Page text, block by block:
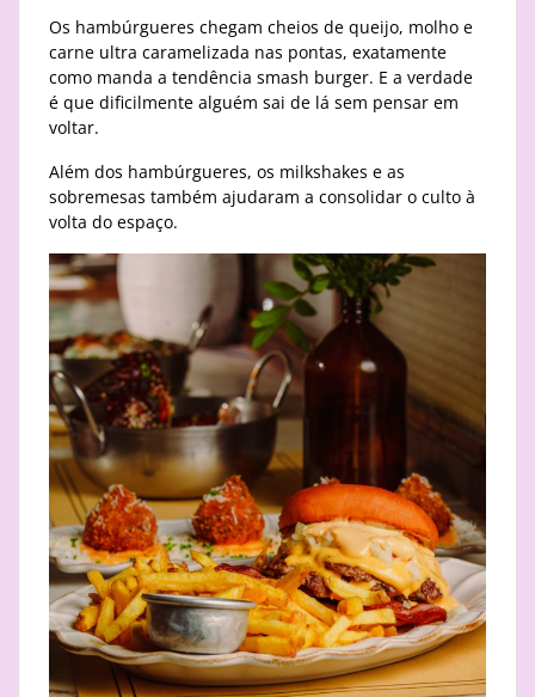
Os hambúrgueres chegam cheios de queijo, molho e
carne ultra caramelizada nas pontas, exatamente
como manda a tendência smash burger. E a verdade
é que dificilmente alguém sai de lá sem pensar em
voltar.
Além dos hambúrgueres, os milkshakes e as
sobremesas também ajudaram a consolidar o culto à
volta do espaço.